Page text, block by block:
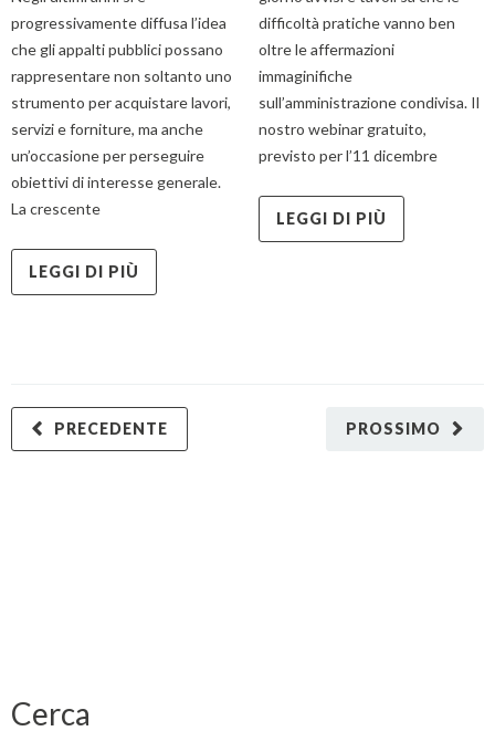
progressivamente diffusa l’idea
che gli appalti pubblici possano
rappresentare non soltanto uno
strumento per acquistare lavori,
servizi e forniture, ma anche
un’occasione per perseguire
obiettivi di interesse generale.
La crescente
LEGGI DI PIÙ
difficoltà pratiche vanno ben
oltre le affermazioni
immaginifiche
sull’amministrazione condivisa. Il
nostro webinar gratuito,
previsto per l’11 dicembre
LEGGI DI PIÙ
PROSSIMO
PRECEDENTE
Cerca